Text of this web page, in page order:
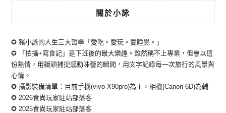
關於小詠
✪ 豬小詠的人生三大哲學「愛吃。愛玩。愛睡覺。」
✪ 「拍攝+寫食記」是下班後的最大樂趣。雖然稱不上專業，但會以這
份熱情，用鏡頭捕捉感動味蕾的瞬間，用文字記錄每一次旅行的風景與
心情。
✪ 攝影裝備清單：目前手機(vivo X90pro)為主，相機(Canon 6D)為輔
✪ 2026食尚玩家駐站部落客
✪ 2025食尚玩家駐站部落客